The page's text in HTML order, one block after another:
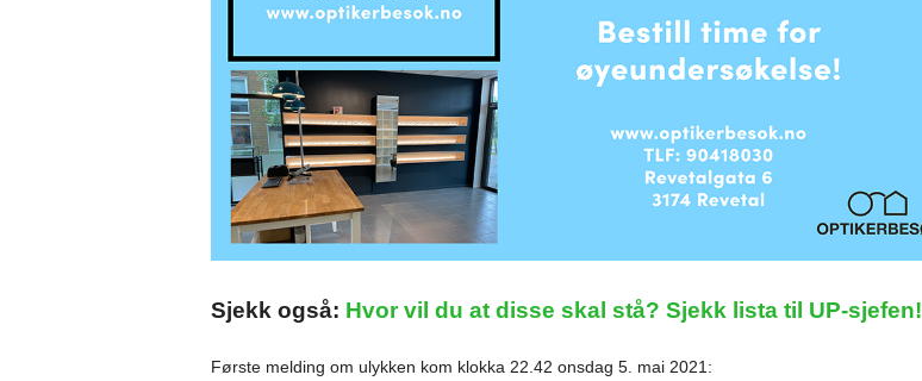
Sjekk også: Hvor vil du at disse skal stå? Sjekk lista til UP-sjefen!
Første melding om ulykken kom klokka 22.42 onsdag 5. mai 2021: